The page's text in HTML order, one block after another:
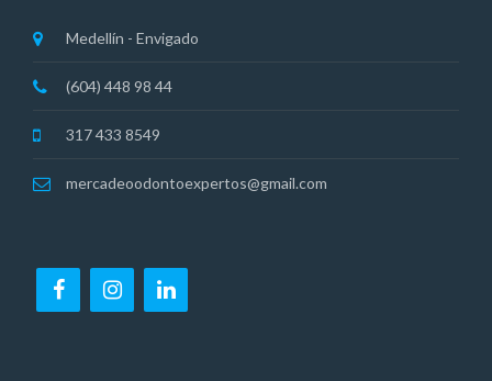
Medellín - Envigado
(604) 448 98 44
317 433 8549
mercadeoodontoexpertos@gmail.com